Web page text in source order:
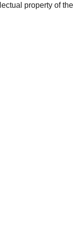
property of the